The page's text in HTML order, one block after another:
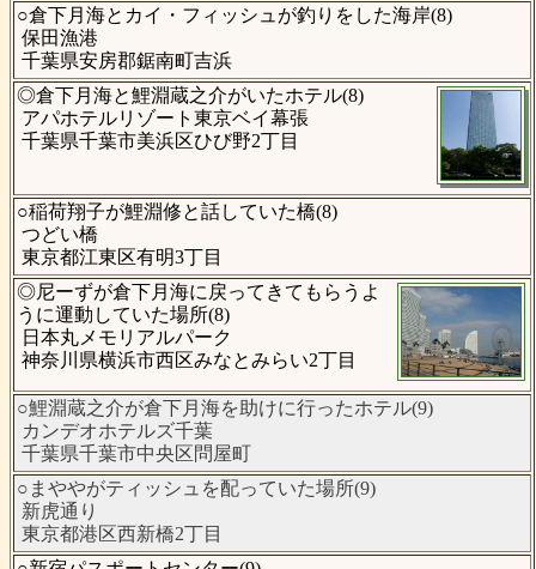
○倉下月海とカイ・フィッシュが釣りをした海岸(8)
保田漁港
千葉県安房郡鋸南町吉浜
◎倉下月海と鯉淵蔵之介がいたホテル(8)
アパホテルリゾート東京ベイ幕張
千葉県千葉市美浜区ひび野2丁目
○稲荷翔子が鯉淵修と話していた橋(8)
つどい橋
東京都江東区有明3丁目
◎尼ーずが倉下月海に戻ってきてもらうよ
うに運動していた場所(8)
日本丸メモリアルパーク
神奈川県横浜市西区みなとみらい2丁目
○鯉淵蔵之介が倉下月海を助けに行ったホテル(9)
カンデオホテルズ千葉
千葉県千葉市中央区問屋町
○まややがティッシュを配っていた場所(9)
新虎通り
東京都港区西新橋2丁目